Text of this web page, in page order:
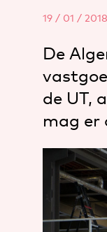
19 / 01 / 2018
De
de UT,
mag er